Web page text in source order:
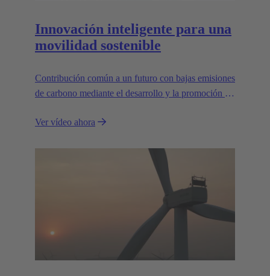
Innovación inteligente para una
movilidad sostenible
Contribución común a un futuro con bajas emisiones
de carbono mediante el desarrollo y la promoción de
Ver vídeo ahora